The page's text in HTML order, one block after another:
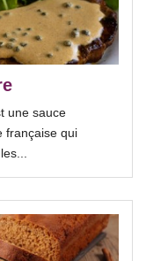
une sauce
française qui